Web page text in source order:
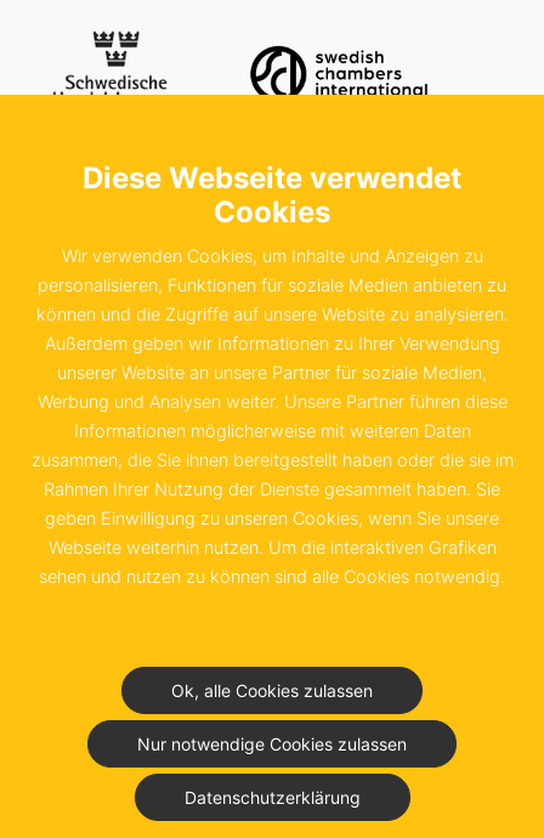
Kontaktieren Sie uns
Schwedische Handelskammer in der
Sachsenstraße 6
20097 Hamburg
+49 40 655 874 0
info@schwedenkammer.de
Kontakt Impressum
Nutzungsbedingungen
Junior Chamber Club
Diese Webseite verwendet
Cookies
Wir verwenden Cookies, um Inhalte und Anzeigen zu
personalisieren, Funktionen für soziale Medien anbieten zu
können und die Zugriffe auf unsere Website zu analysieren.
Außerdem geben wir Informationen zu Ihrer Verwendung
unserer Website an unsere Partner für soziale Medien,
Werbung und Analysen weiter. Unsere Partner führen diese
Informationen möglicherweise mit weiteren Daten
zusammen, die Sie ihnen bereitgestellt haben oder die sie im
Rahmen Ihrer Nutzung der Dienste gesammelt haben. Sie
geben Einwilligung zu unseren Cookies, wenn Sie unsere
Webseite weiterhin nutzen. Um die interaktiven Grafiken
sehen und nutzen zu können sind alle Cookies notwendig.
Ok, alle Cookies zulassen
Nur notwendige Cookies zulassen
Datenschutzerklärung